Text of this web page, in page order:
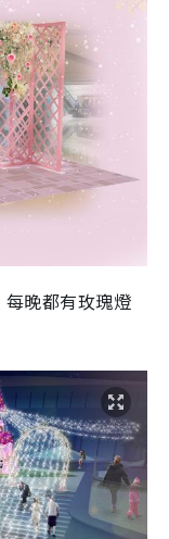
晚都有玫瑰燈